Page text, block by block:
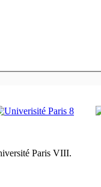
Paris VIII.